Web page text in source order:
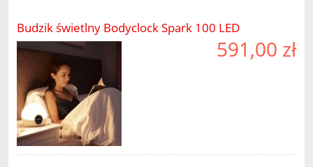
Budzik świetlny Bodyclock Spark 100 LED
591,00 zł